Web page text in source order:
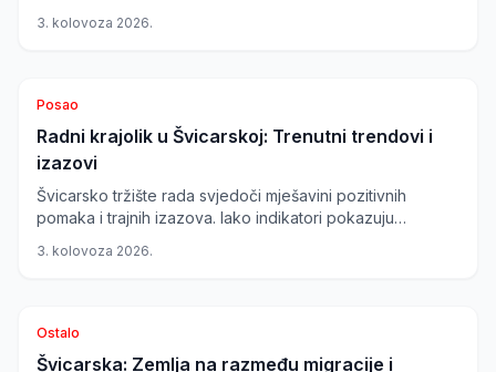
milijunaša najveća, razumijevanje ovih ekonomskih
3. kolovoza 2026.
Posao
Radni krajolik u Švicarskoj: Trenutni trendovi i
izazovi
Švicarsko tržište rada svjedoči mješavini pozitivnih
pomaka i trajnih izazova. Iako indikatori pokazuju
dok inovativne metode zapošljavanja i visoko plaćeni
3. kolovoza 2026.
Ostalo
Švicarska: Zemlja na razmeđu migracije i